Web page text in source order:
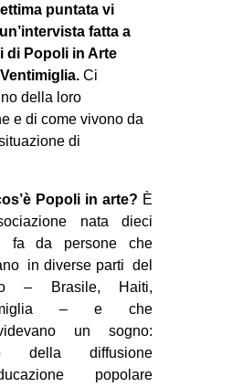
CINEMA
MANIFESTI
MUSICA
RECENSIONI
AMERICHE
ORIENTE
EUROPA
ORIENTE
EVENTI
puntata vi
fatta a
di Popoli in Arte
Ci
della loro
e di come vivono da
di
Popoli in arte? È
nata dieci
fa da persone che
in diverse parti del
– Brasile, Haiti,
– e che
un sogno:
della diffusione
popolare